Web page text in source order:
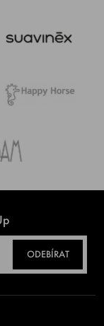
ODEBÍRAT